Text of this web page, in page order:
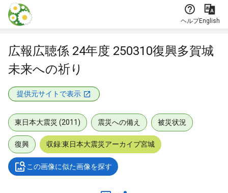
本文に飛ぶ
ヘルプEnglish
広報広聴係 24年度 250310復興多賀城
未来への祈り
提供元サイトで表示
東日本大震災 (2011) 震災への備え 被災状況
復興 収録:東日本大震災アーカイブ宮城
この画像に似た画像を探す